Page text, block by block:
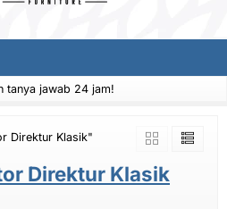
tanya jawab 24 jam!
Direktur Klasik"
Direktur Klasik